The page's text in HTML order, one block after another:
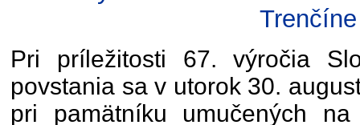
Trenčíne
Pri príležitosti 67. výročia
povstania sa v utorok 30.
pri pamätníku umučených na